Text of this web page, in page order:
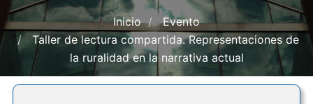
Inicio
Evento
Taller de lectura compartida. Representaciones de
la ruralidad en la narrativa actual